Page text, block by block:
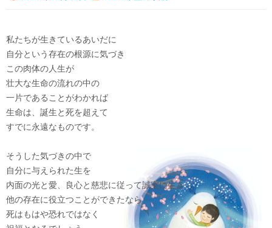
私たちが生きているあいだに
自分という存在の根源に気づき
この肉体の人生が
壮大な生命の流れの中の
一片であることがわかれば
生命は、誕生と死を超えて
すでに永遠なものです。
そうした気づきの中で
自分に与えられた生を
内面の光と愛、良心と慈悲に従って誠実に生き
他の存在に役立つことができたなら
死はもはや恐れではなく